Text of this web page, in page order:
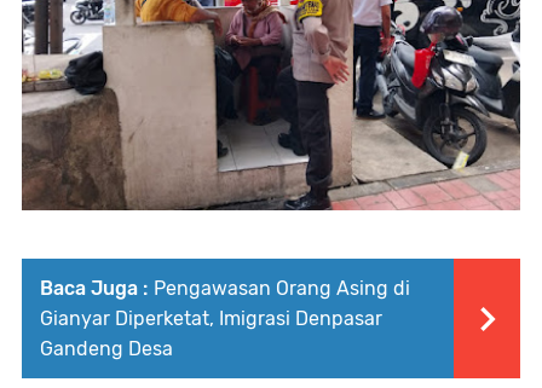
Baca Juga : Pengawasan Orang Asing di
Gianyar Diperketat, Imigrasi Denpasar
Gandeng Desa